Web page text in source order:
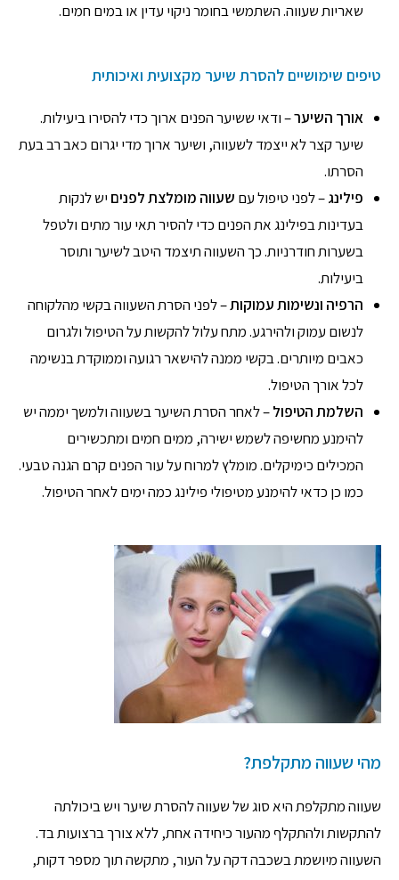
שאריות שעווה. השתמשי בחומר ניקוי עדין או במים חמים.
טיפים שימושיים להסרת שיער מקצועית ואיכותית
אורך השיער– ודאי ששיער הפנים ארוך כדי להסירו ביעילות.
שיער קצר לא ייצמד לשעווה, ושיער ארוך מדי יגרום כאב רב בעת
הסרתו.
פילינג– לפני טיפול עם שעווה מומלצת לפנים יש לנקות
בעדינות בפילינג את הפנים כדי להסיר תאי עור מתים ולטפל
בשערות חודרניות. כך השעווה תיצמד היטב לשיער ותוסר
ביעילות.
הרפיה ונשימות עמוקות– לפני הסרת השעווה בקשי מהלקוחה
לנשום עמוק ולהירגע. מתח עלול להקשות על הטיפול ולגרום
כאבים מיותרים. בקשי ממנה להישאר רגועה וממוקדת בנשימה
לכל אורך הטיפול.
השלמת הטיפול– לאחר הסרת השיער בשעווה ולמשך יממה יש
להימנע מחשיפה לשמש ישירה, ממים חמים ומתכשירים
המכילים כימיקלים. מומלץ למרוח על עור הפנים קרם הגנה טבעי.
כמו כן כדאי להימנע מטיפולי פילינג כמה ימים לאחר הטיפול.
מהי שעווה מתקלפת?
שעווה מתקלפת היא סוג של שעווה להסרת שיער ויש ביכולתה
להתקשות ולהתקלף מהעור כיחידה אחת, ללא צורך ברצועות בד.
השעווה מיושמת בשכבה דקה על העור, מתקשה תוך מספר דקות,